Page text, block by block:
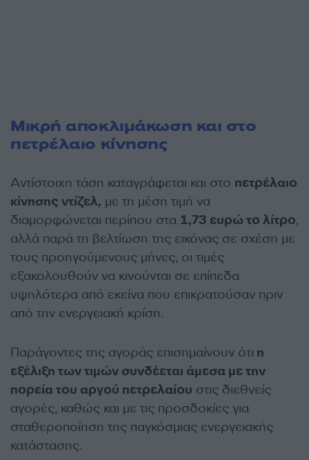
Μικρή αποκλιμάκωση και στο
πετρέλαιο κίνησης
Αντίστοιχη τάση καταγράφεται και στο πετρέλαιο
κίνησης ντίζελ, με τη μέση τιμή να
διαμορφώνεται περίπου στα 1,73 ευρώ το λίτρο,
αλλά παρά τη βελτίωση της εικόνας σε σχέση με
τους προηγούμενους μήνες, οι τιμές
εξακολουθούν να κινούνται σε επίπεδα
υψηλότερα από εκείνα που επικρατούσαν πριν
από την ενεργειακή κρίση.
Παράγοντες της αγοράς επισημαίνουν ότι η
εξέλιξη των τιμών συνδέεται άμεσα με την
πορεία του αργού πετρελαίου στις διεθνείς
αγορές, καθώς και με τις προσδοκίες για
σταθεροποίηση της παγκόσμιας ενεργειακής
κατάστασης.